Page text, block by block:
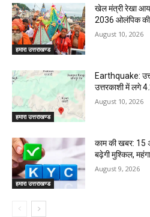
हमारा उत्तराखण्ड
खेल मंत्री रेखा
2036 ओलंपिक की
August 10, 2026
हमारा उत्तराखण्ड
Earthquake:
उत्तरकाशी में लगे
August 10, 2026
हमारा उत्तराखण्ड
काम की खबर: 15
बढ़ेगी मुश्किल,
August 9, 2026